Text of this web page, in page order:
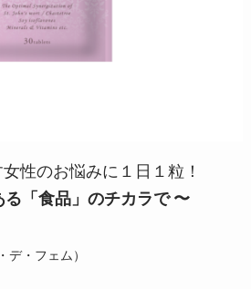
のお悩みに１日１粒！
「食品」のチカラで 〜
デ・フェム）